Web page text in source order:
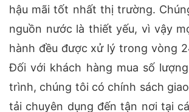
hậu mãi tốt nhất thị trường.
nguồn nước là thiết yếu, vì vậy
hành đều được xử lý trong vòng
Đối với khách hàng mua số
trình, chúng tôi có chính sách
tải chuyên dụng đến tận nơi tại